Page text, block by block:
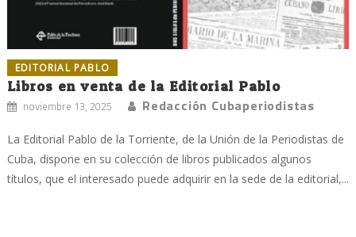
EDITORIAL PABLO
Libros en venta de la Editorial Pablo
noviembre 13, 2025 Redacción Cubaperiodistas
La Editorial Pablo de la Torriente, de la Unión de la Periodistas de
Cuba, dispone en su colección de libros publicados algunos
títulos, que el interesado puede adquirir en la sede de la editorial,...